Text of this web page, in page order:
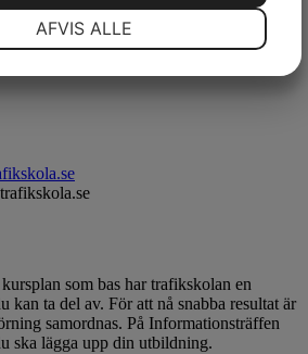
som bas har trafikskolan en
kan ta del av. För att nå snabba resultat är
samordnas. På Informationsträffen
ska lägga upp din utbildning.
AFVIS ALLE